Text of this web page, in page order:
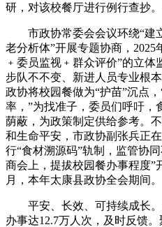
研，对该校餐厅进行例行查抄
市政协常委会会议环绕“建
老分析体”开展专题协商，2025
﹢委员监视﹢群众评价”的立
步队不不变、新进人员专业根
政协将校园餐做为“护苗”沉点
率，”为找准子，委员们呼吁，
荫蔽，为政策制定供给参考。
和生命平安，市政协副张兵正
行“食材溯源码”轨制，监管协
商会上，提拔校园餐办事程度”
月，本年太康县政协全会期间。
平安、长效、可持续成长。
办事达12.7万人次，及时反馈